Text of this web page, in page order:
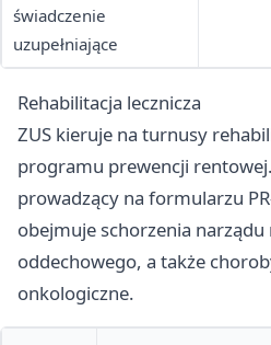
świadczenie
uzupełniające
Rehabilitacja lecznicza
ZUS kieruje na turnusy
programu prewencji
prowadzący na formularzu
obejmuje schorzenia narządu
oddechowego, a także
onkologiczne.